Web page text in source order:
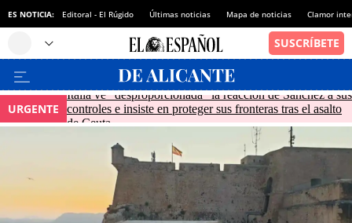
ES NOTICIA: Editoral - El Rúgido Últimas noticias Mapa de noticias Clamor
URGENTE
Italia ve "desproporcionada" la reacción de Sánchez a sus
controles e insiste en proteger sus fronteras tras el asalto
de Ceuta